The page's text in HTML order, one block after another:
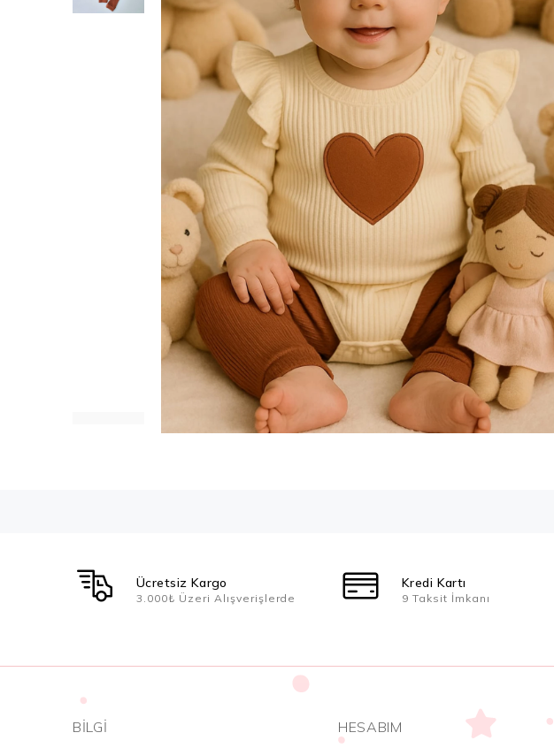
Ücretsiz Kargo
3.000₺ Üzeri Alışverişlerde
Kredi Kartı
9 Taksit İmkanı
BILGI HESABIM